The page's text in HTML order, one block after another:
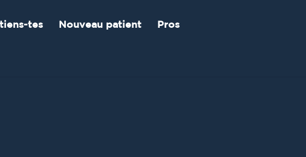
tes Nouveau patient Pros